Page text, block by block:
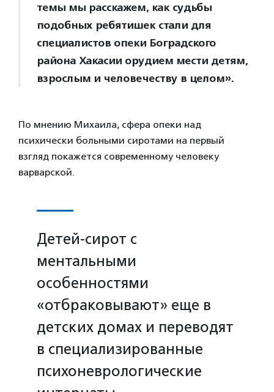
темы мы расскажем, как судьбы
подобных ребятишек стали для
специалистов опеки Боградского
района Хакасии орудием мести детям,
взрослым и человечеству в целом».
По мнению Михаила, сфера опеки над
психически больными сиротами на первый
взгляд покажется современному человеку
варварской.
Детей-сирот с
ментальными
особенностями
«отбраковывают» еще в
детских домах и переводят
в специализированные
психоневрологические